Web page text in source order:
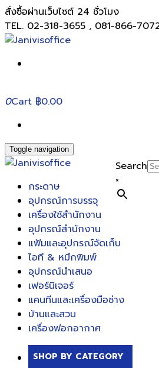
สั่งซื้อผ่านเว็บไซต์ 24 ชั่วโมง
TEL. 02-318-3655 , 081-866-
0Cart ฿0.00
Toggle navigation
Search
×
กระดาษ
อุปกรณ์การบรรจุ
เครื่องใช้สำนักงาน
อุปกรณ์สำนักงาน
แฟ้มและอุปกรณ์จัดเก็บ
ไอที & หมึกพิมพ์
อุปกรณ์นำเสนอ
เฟอร์นิเจอร์
แคนทีนและเครื่องมือช่าง
บ้านและสวน
เครื่องฟอกอากาศ
SHOP BY CATEGORY